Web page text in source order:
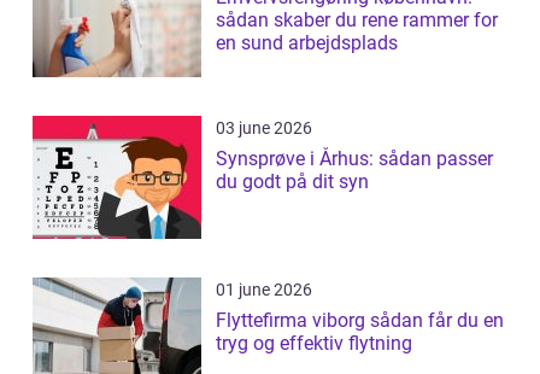
sådan skaber du rene rammer for
en sund arbejdsplads
03 june 2026
Synsprøve i Århus: sådan passer
du godt på dit syn
01 june 2026
Flyttefirma viborg sådan får du en
tryg og effektiv flytning